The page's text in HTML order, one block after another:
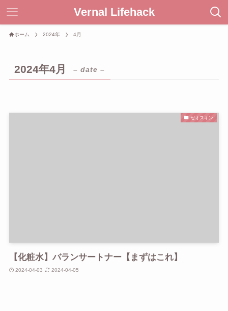
Vernal Lifehack
ホーム 2024年 4月
2024年4月 – date –
ゼオスキン
【化粧水】バランサートナー【まずはこれ】
2024-04-03 2024-04-05